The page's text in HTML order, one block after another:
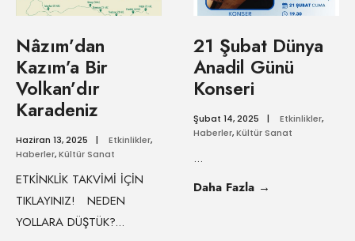
Nâzım’dan
Kazım’a Bir
Volkan’dır
Karadeniz
Haziran 13, 2025 | Etkinlikler,
Haberler,Kültür Sanat
ETKİNKLİK TAKVİMİ İÇİN
TIKLAYINIZ! NEDEN
YOLLARA DÜŞTÜK?...
21 Şubat Dünya
Anadil Günü
Konseri
Şubat 14, 2025 | Etkinlikler,
Haberler,Kültür Sanat
...
Daha Fazla →